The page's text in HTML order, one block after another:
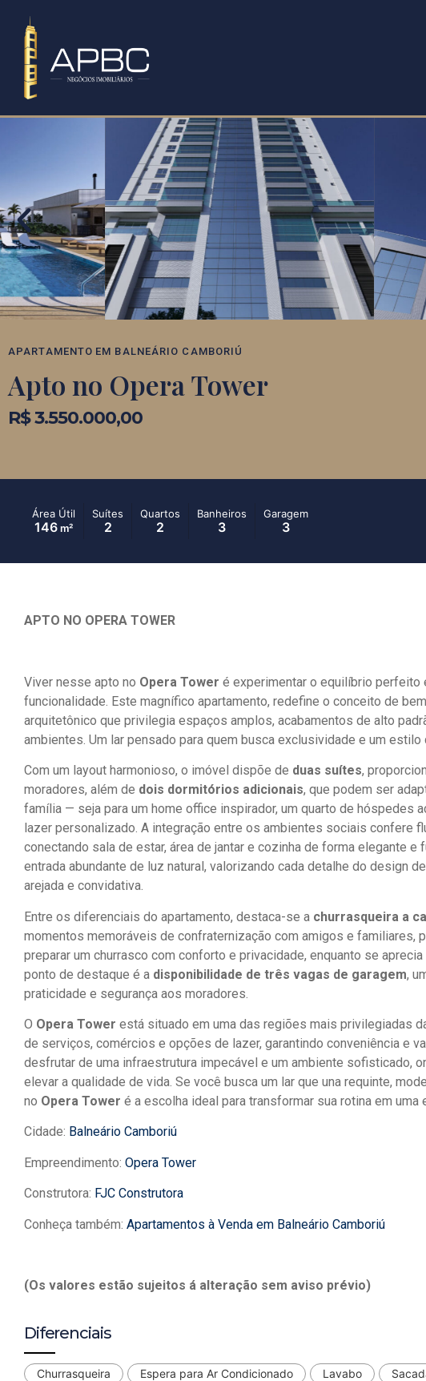
APARTAMENTO EM BALNEÁRIO CAMBORIÚ
Apto no Opera Tower
R$ 3.550.000,00
Área Útil
146 m²
Suítes
2
Quartos
2
Banheiros
3
Garagem
3
APTO NO OPERA TOWER
Viver nesse apto no Opera Tower é experimentar o equilíbrio
funcionalidade. Este magnífico apartamento, redefine o conceito de
arquitetônico que privilegia espaços amplos, acabamentos de alto
ambientes. Um lar pensado para quem busca exclusividade e um estilo
Com um layout harmonioso, o imóvel dispõe de duas suítes,
moradores, além de dois dormitórios adicionais, que podem ser
família — seja para um home office inspirador, um quarto de hóspedes
lazer personalizado. A integração entre os ambientes sociais confere
conectando sala de estar, área de jantar e cozinha de forma elegante e
entrada abundante de luz natural, valorizando cada detalhe do design
arejada e convidativa.
Entre os diferenciais do apartamento, destaca-se a churrasqueira a
momentos memoráveis de confraternização com amigos e familiares,
preparar um churrasco com conforto e privacidade, enquanto se
ponto de destaque é a disponibilidade de três vagas de garagem,
praticidade e segurança aos moradores.
O Opera Tower está situado em uma das regiões mais privilegiadas
de serviços, comércios e opções de lazer, garantindo conveniência e
desfrutar de uma infraestrutura impecável e um ambiente sofisticado,
elevar a qualidade de vida. Se você busca um lar que una requinte,
no Opera Tower é a escolha ideal para transformar sua rotina em uma
Cidade: Balneário Camboriú
Empreendimento: Opera Tower
Construtora: FJC Construtora
Conheça também: Apartamentos à Venda em Balneário Camboriú
(Os valores estão sujeitos á alteração sem aviso prévio)
Diferenciais
Churrasqueira Espera para Ar Condicionado Lavabo